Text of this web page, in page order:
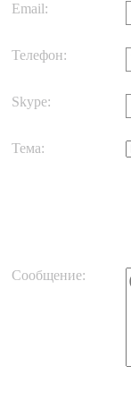
Email:
Телефон:
Skype:
Тема:
Сообщение: